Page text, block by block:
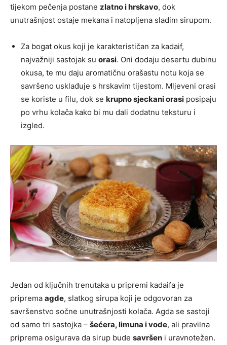
tijekom pečenja postane zlatno i hrskavo, dok
unutrašnjost ostaje mekana i natopljena sladim sirupom.
Za bogat okus koji je karakterističan za kadaif,
najvažniji sastojak su orasi. Oni dodaju desertu dubinu
okusa, te mu daju aromatičnu orašastu notu koja se
savršeno usklađuje s hrskavim tijestom. Mljeveni orasi
se koriste u filu, dok se krupno sjeckani orasi posipaju
po vrhu kolača kako bi mu dali dodatnu teksturu i
izgled.
Jedan od ključnih trenutaka u pripremi kadaifa je
priprema agde, slatkog sirupa koji je odgovoran za
savršenstvo sočne unutrašnjosti kolača. Agda se sastoji
od samo tri sastojka – šećera, limuna i vode, ali pravilna
priprema osigurava da sirup bude savršen i uravnotežen.